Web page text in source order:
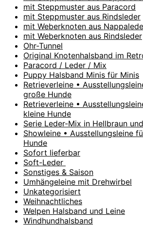
mit Steppmuster aus Paracord
mit Steppmuster aus Rindsleder
mit Weberknoten aus
mit Weberknoten aus Rindsleder
Ohr-Tunnel
Original Knotenhalsband im
Paracord / Leder / Mix
Puppy Halsband Minis für Minis
Retrieverleine •
große Hunde
Retrieverleine •
kleine Hunde
Serie Leder-Mix in Hellbraun
Showleine • Ausstellungsleine
Hunde
Sofort lieferbar
Soft-Leder
Sonstiges & Saison
Umhängeleine mit Drehwirbel
Unkategorisiert
Weihnachtliches
Welpen Halsband und Leine
Windhundhalsband